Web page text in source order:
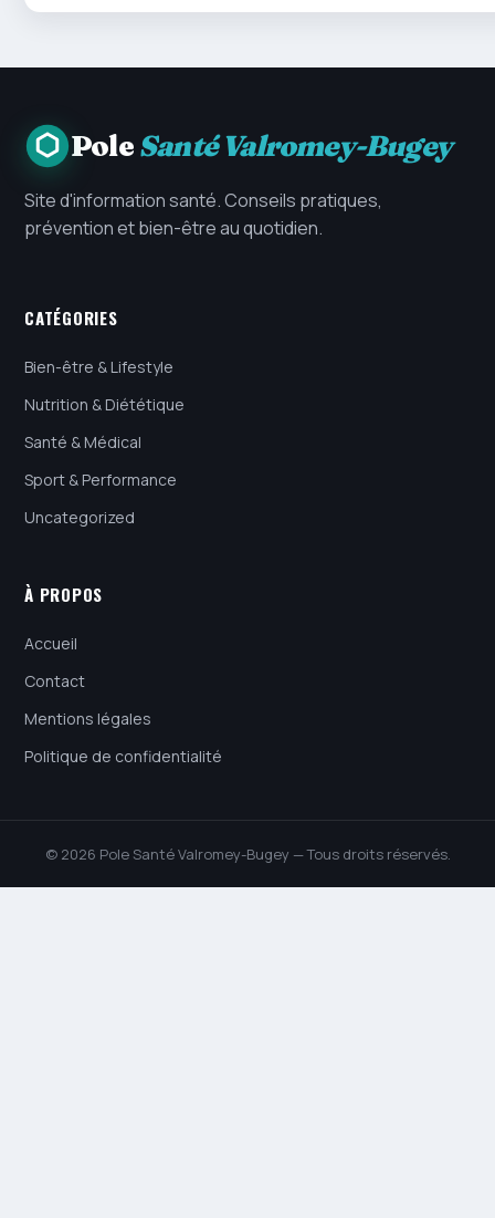
PoleSanté Valromey-Bugey
Site d'information santé. Conseils pratiques,
prévention et bien-être au quotidien.
CATÉGORIES
Bien-être & Lifestyle
Nutrition & Diététique
Santé & Médical
Sport & Performance
Uncategorized
À PROPOS
Accueil
Contact
Mentions légales
Politique de confidentialité
© 2026 Pole Santé Valromey-Bugey — Tous droits réservés.